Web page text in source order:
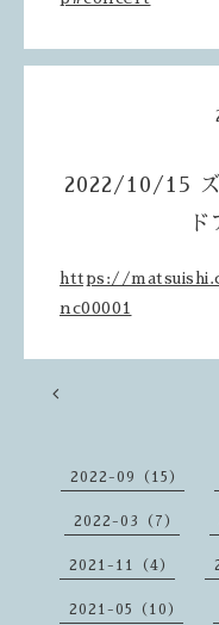
2022/10/15 ズ
https://
nc00001
2022-09（15）
2022-03（7）
2021-11（4）
2021-05（10）